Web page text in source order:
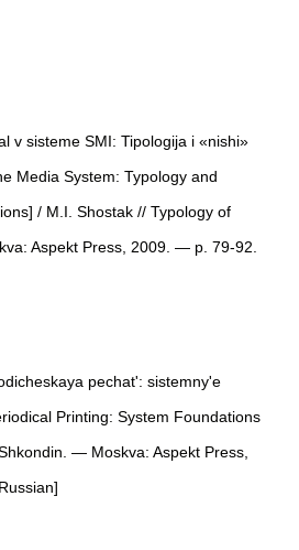
v sisteme SMI: Tipologija i «nishi»
Media System: Typology and
/ M.I. Shostak // Typology of
Aspekt Press, 2009. — p. 79-92.
pechat': sistemny'e
Printing: System Foundations
— Moskva: Aspekt Press,